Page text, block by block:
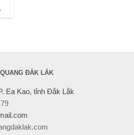
ĐẮK LẮK
Ea Kao, tỉnh Đắk Lắk